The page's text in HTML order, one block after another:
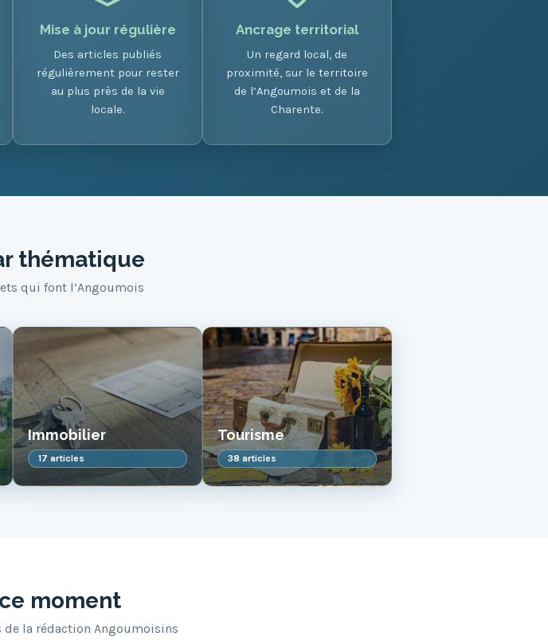
Mise à jour régulière
Des articles publiés
régulièrement pour rester
au plus près de la vie
locale.
Ancrage territorial
Un regard local, de
proximité, sur le territoire
de l’Angoumois et de la
Charente.
thématique
qui font l’Angoumois
Immobilier
17 articles
Tourisme
38 articles
moment
la rédaction Angoumoisins